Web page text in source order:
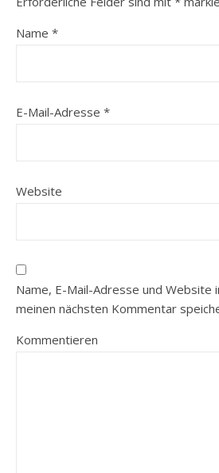
Name *
E-Mail-Adresse *
Website
Name, E-Mail-Adresse und
meinen nächsten Kommentar
Kommentieren